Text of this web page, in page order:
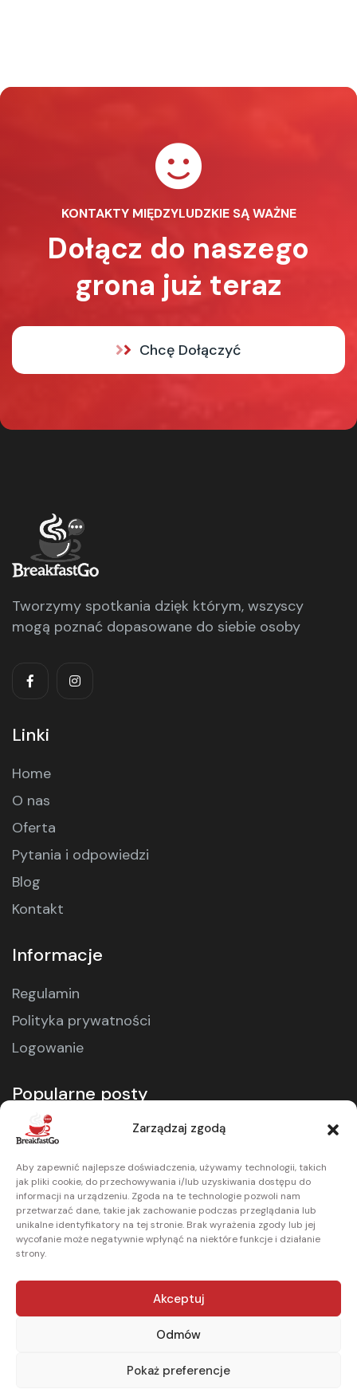
Zarządzaj zgodą
Aby zapewnić najlepsze doświadczenia, używamy technologii, takich
jak pliki cookie, do przechowywania i/lub uzyskiwania dostępu do
informacji na urządzeniu. Zgoda na te technologie pozwoli nam
przetwarzać dane, takie jak zachowanie podczas przeglądania lub
unikalne identyfikatory na tej stronie. Brak wyrażenia zgody lub jej
wycofanie może negatywnie wpłynąć na niektóre funkcje i działanie
strony.
Akceptuj
Odmów
Pokaż preferencje
KONTAKTY MIĘDZYLUDZKIE SĄ WAŻNE
Dołącz do naszego
grona już teraz
Chcę Dołączyć
Tworzymy spotkania dzięk którym, wszyscy
mogą poznać dopasowane do siebie osoby
Linki
Home
O nas
Oferta
Pytania i odpowiedzi
Blog
Kontakt
Informacje
Regulamin
Polityka prywatności
Logowanie
Popularne posty
19.04.2026
19.03.2026